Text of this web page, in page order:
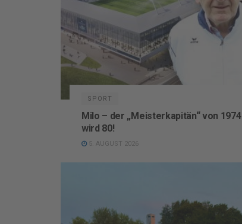
SPORT
Milo – der „Meisterkapitän“ von 1974
wird 80!
5. AUGUST 2026